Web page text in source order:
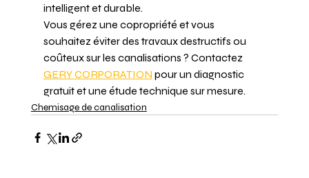
intelligent et durable.
Vous gérez une copropriété et vous
souhaitez éviter des travaux destructifs ou
coûteux sur les canalisations ? Contactez
GERY CORPORATION pour un diagnostic
gratuit et une étude technique sur mesure.
Chemisage de canalisation